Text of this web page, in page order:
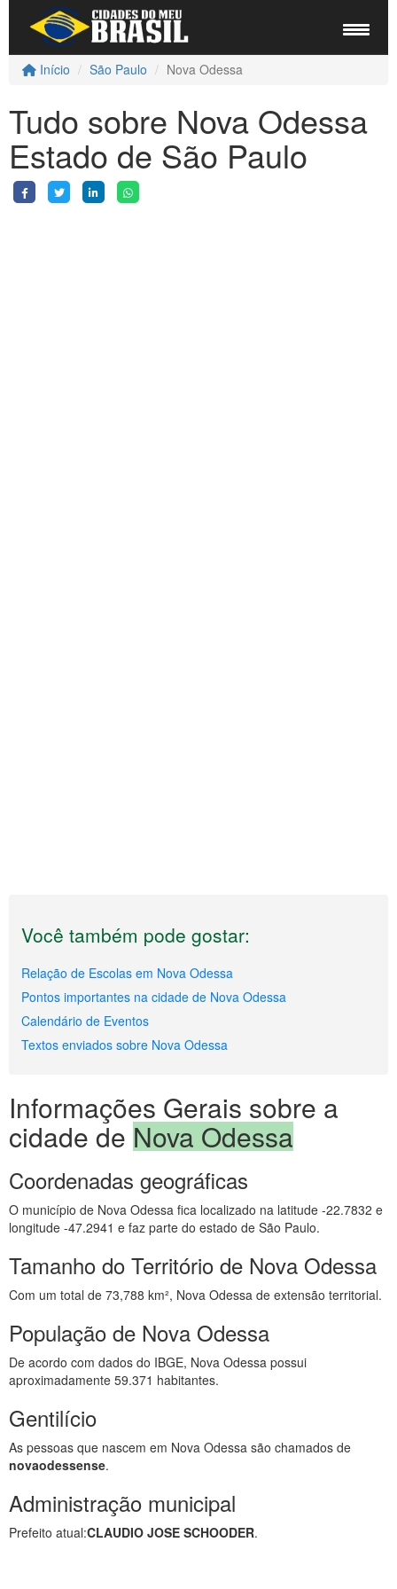
Início São Paulo Nova Odessa
Tudo sobre Nova Odessa
Estado de São Paulo
Você também pode gostar:
Relação de Escolas em Nova Odessa
Pontos importantes na cidade de Nova Odessa
Calendário de Eventos
Textos enviados sobre Nova Odessa
Informações Gerais sobre a
cidade de Nova Odessa
Coordenadas geográficas
O município de Nova Odessa fica localizado na latitude -22.7832 e
longitude -47.2941 e faz parte do estado de São Paulo.
Tamanho do Território de Nova Odessa
Com um total de 73,788 km², Nova Odessa de extensão territorial.
População de Nova Odessa
De acordo com dados do IBGE, Nova Odessa possui
aproximadamente 59.371 habitantes.
Gentilício
As pessoas que nascem em Nova Odessa são chamados de
novaodessense.
Administração municipal
Prefeito atual:CLAUDIO JOSE SCHOODER.